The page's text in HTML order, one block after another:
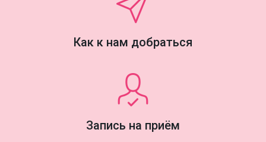
Как к нам добраться
Запись на приём